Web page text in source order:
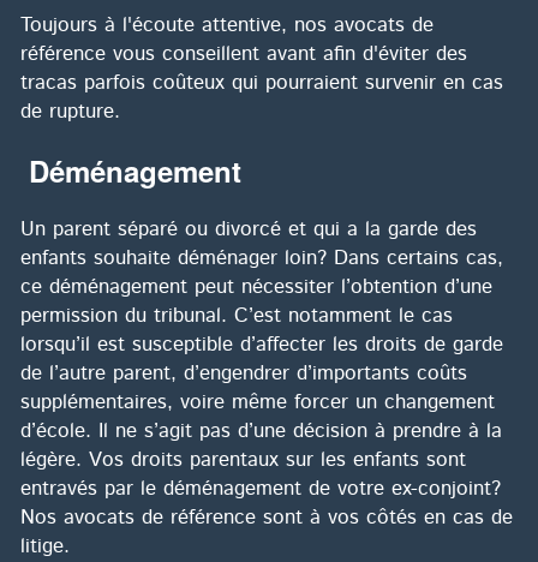
Toujours à l'écoute attentive, nos avocats de
référence vous conseillent avant afin d'éviter des
tracas parfois coûteux qui pourraient survenir en cas
de rupture.
Déménagement
Un parent séparé ou divorcé et qui a la garde des
enfants souhaite déménager loin? Dans certains cas,
ce déménagement peut nécessiter l’obtention d’une
permission du tribunal. C’est notamment le cas
lorsqu’il est susceptible d’affecter les droits de garde
de l’autre parent, d’engendrer d’importants coûts
supplémentaires, voire même forcer un changement
d’école. Il ne s’agit pas d’une décision à prendre à la
légère. Vos droits parentaux sur les enfants sont
entravés par le déménagement de votre ex-conjoint?
Nos avocats de référence sont à vos côtés en cas de
litige.